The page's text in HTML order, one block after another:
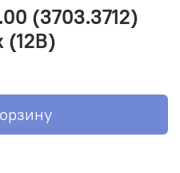
(3703.3712)
(12В)